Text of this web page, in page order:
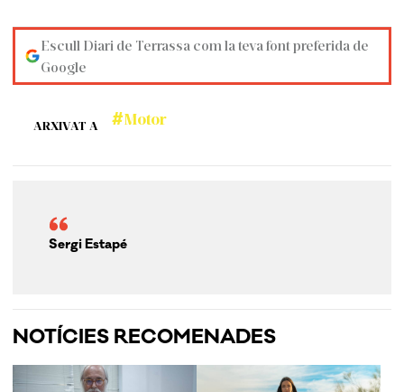
Escull Diari de Terrassa com la teva font preferida de
Google
ARXIVAT A Motor
Sergi Estapé
NOTÍCIES RECOMENADES